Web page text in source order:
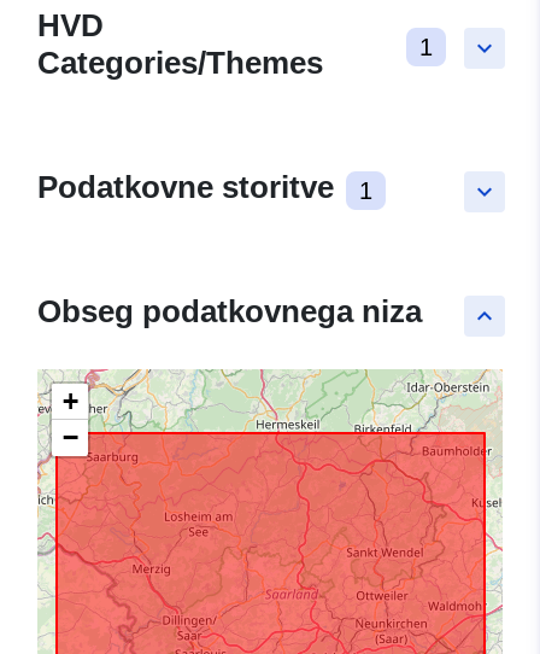
keyboard_arrow_down
HVD
Categories/Themes
1
keyboard_arrow_down
Podatkovne storitve 1
keyboard_arrow_up
Obseg podatkovnega niza
+
−